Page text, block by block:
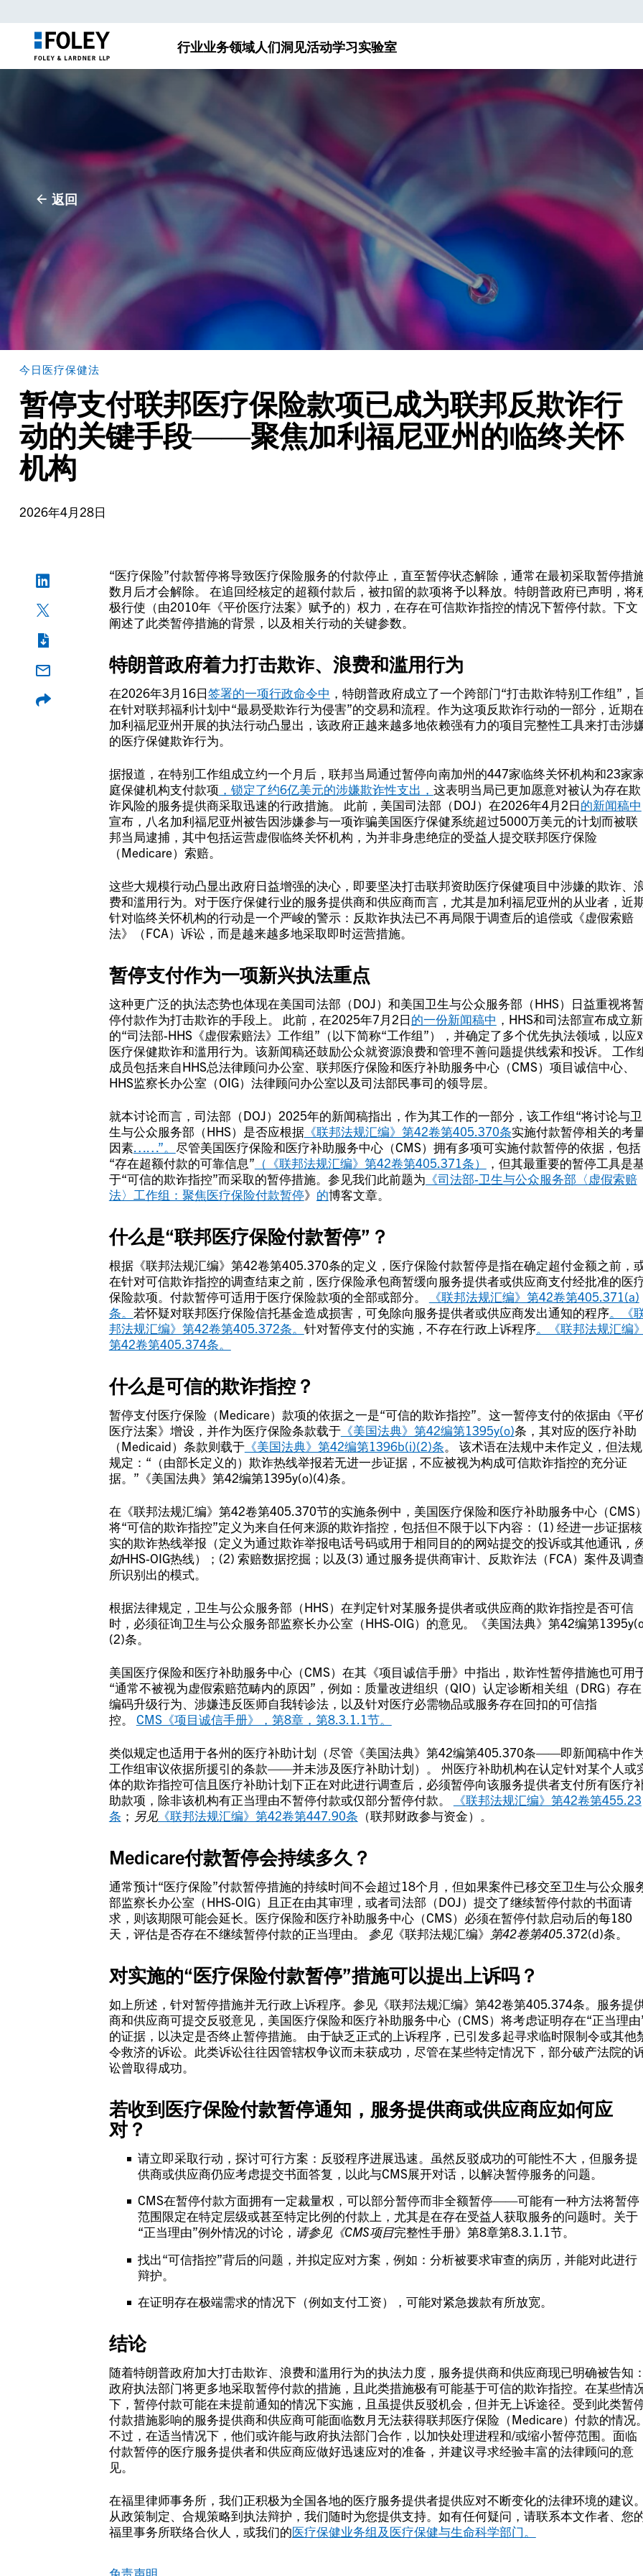
行业业务领域人们洞见活动学习实验室
返回
今日医疗保健法
暂停支付联邦医疗保险款项已成为联邦反欺诈行
动的关键手段——聚焦加利福尼亚州的临终关怀
机构
2026年4月28日
“医疗保险”付款暂停将导致医疗保险服务的付款停止，直至暂停状态解除，通常在最初采取暂停措
数月后才会解除。 在追回经核定的超额付款后，被扣留的款项将予以释放。特朗普政府已声明，将
极行使（由2010年《平价医疗法案》赋予的）权力，在存在可信欺诈指控的情况下暂停付款。下文
阐述了此类暂停措施的背景，以及相关行动的关键参数。
特朗普政府着力打击欺诈、浪费和滥用行为
在2026年3月16日签署的一项行政命令中 ，特朗普政府成立了一个跨部门“打击欺诈特别工作组”，
在针对联邦福利计划中“最易受欺诈行为侵害”的交易和流程。作为这项反欺诈行动的一部分，近期
加利福尼亚州开展的执法行动凸显出，该政府正越来越多地依赖强有力的项目完整性工具来打击涉
的医疗保健欺诈行为。
据报道，在特别工作组成立约一个月后，联邦当局通过暂停向南加州的447家临终关怀机构和23家
庭保健机构支付款项 ，锁定了约6亿美元的涉嫌欺诈性支出， 这表明当局已更加愿意对被认为存在欺
诈风险的服务提供商采取迅速的行政措施。 此前，美国司法部（DOJ）在2026年4月2日的新闻稿中
宣布，八名加利福尼亚州被告因涉嫌参与一项诈骗美国医疗保健系统超过5000万美元的计划而被联
邦当局逮捕，其中包括运营虚假临终关怀机构，为并非身患绝症的受益人提交联邦医疗保险
（Medicare）索赔。
这些大规模行动凸显出政府日益增强的决心，即要坚决打击联邦资助医疗保健项目中涉嫌的欺诈、
费和滥用行为。对于医疗保健行业的服务提供商和供应商而言，尤其是加利福尼亚州的从业者，近
针对临终关怀机构的行动是一个严峻的警示：反欺诈执法已不再局限于调查后的追偿或《虚假索赔
法》（FCA）诉讼，而是越来越多地采取即时运营措施。
暂停支付作为一项新兴执法重点
这种更广泛的执法态势也体现在美国司法部（DOJ）和美国卫生与公众服务部（HHS）日益重视将
停付款作为打击欺诈的手段上。 此前，在2025年7月2日的一份新闻稿中 ，HHS和司法部宣布成立新
的“司法部-HHS《虚假索赔法》工作组”（以下简称“工作组”），并确定了多个优先执法领域，以应
医疗保健欺诈和滥用行为。该新闻稿还鼓励公众就资源浪费和管理不善问题提供线索和投诉。 工作
成员包括来自HHS总法律顾问办公室、联邦医疗保险和医疗补助服务中心（CMS）项目诚信中心、
HHS监察长办公室（OIG）法律顾问办公室以及司法部民事司的领导层。
就本讨论而言，司法部（DOJ）2025年的新闻稿指出，作为其工作的一部分，该工作组“将讨论与卫
生与公众服务部（HHS）是否应根据《联邦法规汇编》第42卷第405.370条实施付款暂停相关的考
因素……”。
尽管美国医疗保险和医疗补助服务中心（CMS）拥有多项可实施付款暂停的依据，包括
“存在超额付款的可靠信息” （《联邦法规汇编》第42卷第405.371条）
，但其最重要的暂停工具是
于“可信的欺诈指控”而采取的暂停措施。参见我们此前题为 《司法部-卫生与公众服务部〈虚假索赔
法〉工作组：聚焦医疗保险付款暂停》 的博客文章。
什么是“联邦医疗保险付款暂停”？
根据《联邦法规汇编》第42卷第405.370条的定义，医疗保险付款暂停是指在确定超付金额之前，
在针对可信欺诈指控的调查结束之前，医疗保险承包商暂缓向服务提供者或供应商支付经批准的医
保险款项。付款暂停可适用于医疗保险款项的全部或部分。
《联邦法规汇编》第42卷第405.371(a)
条。 若怀疑对联邦医疗保险信托基金造成损害，可免除向服务提供者或供应商发出通知的程序。《
邦法规汇编》第42卷第405.372条。 针对暂停支付的实施，不存在行政上诉程序。《联邦法规汇编》
第42卷第405.374条。
什么是可信的欺诈指控？
暂停支付医疗保险（Medicare）款项的依据之一是“可信的欺诈指控”。这一暂停支付的依据由《平
医疗法案》增设，并作为医疗保险条款载于《美国法典》第42编第1395y(o)条，其对应的医疗补助
（Medicaid）条款则载于《美国法典》第42编第1396b(i)(2)条 。 该术语在法规中未作定义，但法规
规定：“（由部长定义的）欺诈热线举报若无进一步证据，不应被视为构成可信欺诈指控的充分证
据。”《美国法典》第42编第1395y(o)(4)条。
在《联邦法规汇编》第42卷第405.370节的实施条例中，美国医疗保险和医疗补助服务中心（CMS）
将“可信的欺诈指控”定义为来自任何来源的欺诈指控，包括但不限于以下内容： (1) 经进一步证据核
实的欺诈热线举报（定义为通过欺诈举报电话号码或用于相同目的的网站提交的投诉或其他通讯，
如HHS-OIG热线）；(2) 索赔数据挖掘；以及(3) 通过服务提供商审计、反欺诈法（FCA）案件及调
所识别出的模式。
根据法律规定，卫生与公众服务部（HHS）在判定针对某服务提供者或供应商的欺诈指控是否可信
时，必须征询卫生与公众服务部监察长办公室（HHS-OIG）的意见。《美国法典》第42编第
(2)条。
美国医疗保险和医疗补助服务中心（CMS）在其《项目诚信手册》中指出，欺诈性暂停措施也可用
“通常不被视为虚假索赔范畴内的原因”，例如：质量改进组织（QIO）认定诊断相关组（DRG）存在
编码升级行为、涉嫌违反医师自我转诊法，以及针对医疗必需物品或服务存在回扣的可信指
控。 CMS《项目诚信手册》，第8章，第8.3.1.1节。
类似规定也适用于各州的医疗补助计划（尽管《美国法典》第42编第405.370条——即新闻稿中作
工作组审议依据所援引的条款——并未涉及医疗补助计划）。 州医疗补助机构在认定针对某个人或
体的欺诈指控可信且医疗补助计划下正在对此进行调查后，必须暂停向该服务提供者支付所有医疗
助款项，除非该机构有正当理由不暂停付款或仅部分暂停付款。
《联邦法规汇编》第42卷第455.23
条 ； 另见《联邦法规汇编》第42卷第447.90条 （联邦财政参与资金）。
Medicare付款暂停会持续多久？
通常预计“医疗保险”付款暂停措施的持续时间不会超过18个月，但如果案件已移交至卫生与公众服
部监察长办公室（HHS-OIG）且正在由其审理，或者司法部（DOJ）提交了继续暂停付款的书面请
求，则该期限可能会延长。医疗保险和医疗补助服务中心（CMS）必须在暂停付款启动后的每180
天，评估是否存在不继续暂停付款的正当理由。 参见《联邦法规汇编》 第42卷第405.372(d)条。
对实施的“医疗保险付款暂停”措施可以提出上诉吗？
如上所述，针对暂停措施并无行政上诉程序。参见《联邦法规汇编》第42卷第405.374条。服务提
商和供应商可提交反驳意见，美国医疗保险和医疗补助服务中心（CMS）将考虑证明存在“正当理由
的证据，以决定是否终止暂停措施。 由于缺乏正式的上诉程序，已引发多起寻求临时限制令或其他
令救济的诉讼。此类诉讼往往因管辖权争议而未获成功，尽管在某些特定情况下，部分破产法院的
讼曾取得成功。
若收到医疗保险付款暂停通知，服务提供商或供应商应如何应
对？
请立即采取行动，探讨可行方案：反驳程序进展迅速。虽然反驳成功的可能性不大，但服务提
供商或供应商仍应考虑提交书面答复，以此与CMS展开对话，以解决暂停服务的问题。
CMS在暂停付款方面拥有一定裁量权，可以部分暂停而非全额暂停——可能有一种方法将暂停
范围限定在特定层级或甚至特定比例的付款上，尤其是在存在受益人获取服务的问题时。关于
“正当理由”例外情况的讨论， 请参见《CMS项目完整性手册》第8章第8.3.1.1节。
找出“可信指控”背后的问题，并拟定应对方案，例如：分析被要求审查的病历，并能对此进行
辩护。
在证明存在极端需求的情况下（例如支付工资），可能对紧急拨款有所放宽。
结论
随着特朗普政府加大打击欺诈、浪费和滥用行为的执法力度，服务提供商和供应商现已明确被告知：
政府执法部门将更多地采取暂停付款的措施，且此类措施极有可能基于可信的欺诈指控。在某些情
下，暂停付款可能在未提前通知的情况下实施，且虽提供反驳机会，但并无上诉途径。受到此类暂
付款措施影响的服务提供商和供应商可能面临数月无法获得联邦医疗保险（Medicare）付款的情况。
不过，在适当情况下，他们或许能与政府执法部门合作，以加快处理进程和/或缩小暂停范围。面临
付款暂停的医疗服务提供者和供应商应做好迅速应对的准备，并建议寻求经验丰富的法律顾问的意
见。
在福里律师事务所，我们正积极为全国各地的医疗服务提供者提供应对不断变化的法律环境的建议。
从政策制定、合规策略到执法辩护，我们随时为您提供支持。如有任何疑问，请联系本文作者、您
福里事务所联络合伙人，或我们的医疗保健业务组及医疗保健与生命科学部门。
免责声明